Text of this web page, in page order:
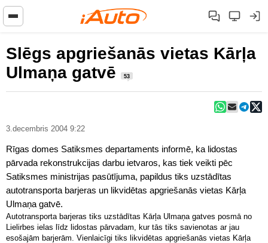
Slēgs apgriešanās vietas Kārļa
Ulmaņa gatvē
53
3.decembris 2004 9:22
Rīgas domes Satiksmes departaments informē, ka lidostas
pārvada rekonstrukcijas darbu ietvaros, kas tiek veikti pēc
Satiksmes ministrijas pasūtījuma, papildus tiks uzstādītas
autotransporta barjeras un likvidētas apgriešanās vietas Kārļa
Ulmaņa gatvē.
Autotransporta barjeras tiks uzstādītas Kārļa Ulmaņa gatves posmā no
Lielirbes ielas līdz lidostas pārvadam, kur tās tiks savienotas ar jau
esošajām barjerām. Vienlaicīgi tiks likvidētas apgriešanās vietas Kārļa